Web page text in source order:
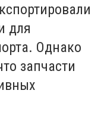
для
Однако
запчасти